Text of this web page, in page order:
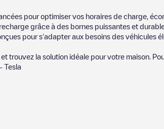
pour optimiser vos horaires de charge,
grâce à des bornes puissantes et
pour s'adapter aux besoins des véhicules
et trouvez la solution idéale pour votre maison.
Tesla